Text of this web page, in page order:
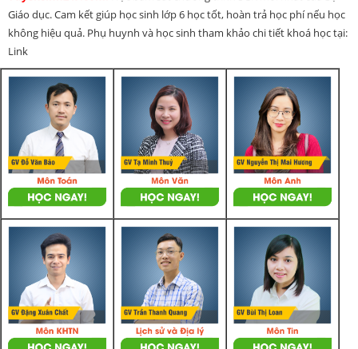
Giáo dục. Cam kết giúp học sinh lớp 6 học tốt, hoàn trả học phí nếu học
không hiệu quả. Phụ huynh và học sinh tham khảo chi tiết khoá học tại:
Link